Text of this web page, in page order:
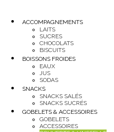
ACCOMPAGNEMENTS
LAITS
SUCRES
CHOCOLATS
BISCUITS
BOISSONS FROIDES
EAUX
JUS
SODAS
SNACKS
SNACKS SALÉS
SNACKS SUCRÉS
GOBELETS & ACCESSOIRES
GOBELETS
ACCESSOIRES